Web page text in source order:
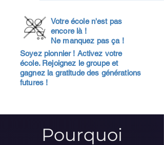
Votre école n'est pas
encore là !
Ne manquez pas ça !
Soyez pionnier ! Activez votre
école. Rejoignez le groupe et
gagnez la gratitude des générations
futures !
Pourquoi